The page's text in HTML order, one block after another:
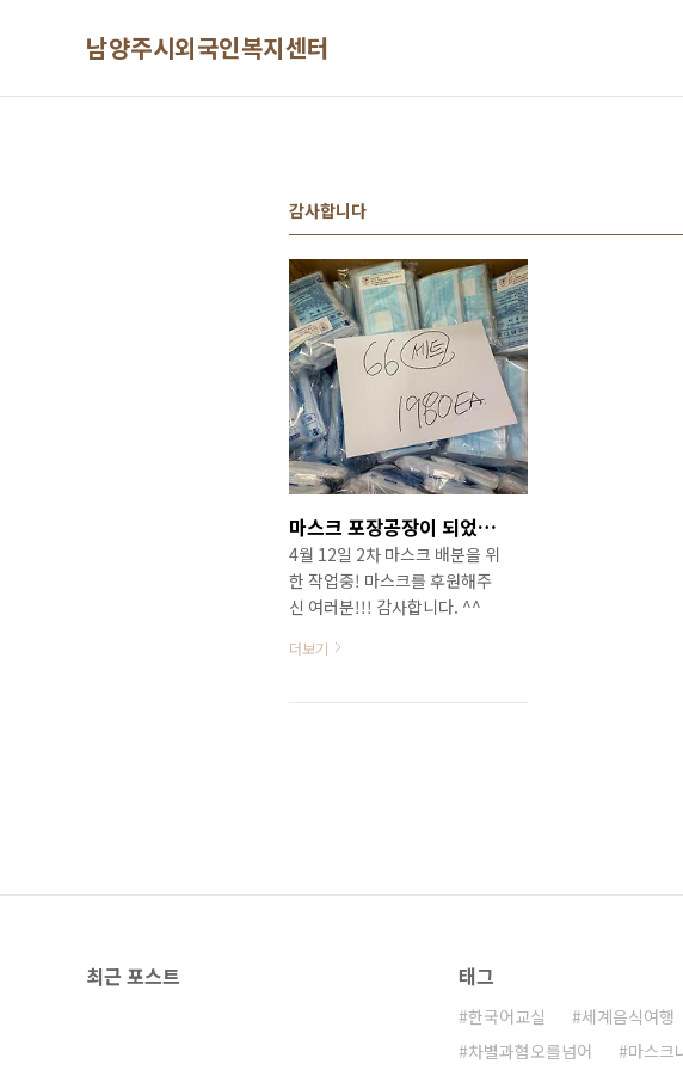
남양주시외국인복지센터
감사합니다
마스크 포장공장이 되었습니다. ㅎㅎ
4월 12일 2차 마스크 배분을 위
한 작업중! 마스크를 후원해주
신 여러분!!! 감사합니다. ^^
더보기
최근 포스트 태그
한국어교실 세계음식여행
차별과혐오를넘어
마스크